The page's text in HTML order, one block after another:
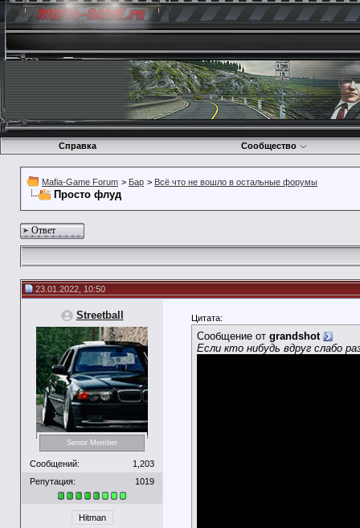
Справка Сообщество
Mafia-Game Forum > Бар > Всё что не вошло в остальные форумы
Просто флуд
Ответ
23.01.2022, 10:50
Streetball
Senior Member
Сообщений:
1,203
Репутация:
1019
Hitman
Цитата:
Сообщение от grandshot
Если кто нибудь вдруг слабо